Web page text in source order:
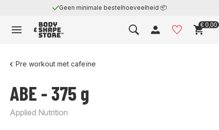
Geen minimale bestelhoeveelheid 📦
€ 0,00
Pre workout met cafeïne
ABE - 375 g
Applied Nutrition